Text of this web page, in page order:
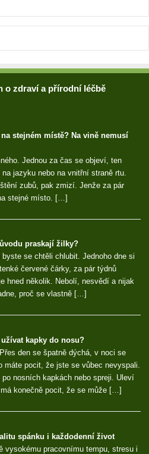
o zdraví a přírodní léčbě
stejném místě? Na vině nemusí
Jednou za čas se objeví, ten
jazyku nebo na vnitřní straně rtu.
zubů, pak zmizí. Jenže za pár
stejné místo. […]
praskají žilky?
se chtěli chlubit. Jednoho dne si
červené čárky, za pár týdnů
hned několik. Nebolí, nesvědí a nijak
proč se vlastně […]
kapky do nosu?
den se špatně dýchá, v noci se
máte pocit, že jste se vůbec nevyspali.
nosních kapkách nebo spreji. Uleví
konečně pocit, že se může […]
spánku i každodenní život
vysokému pracovnímu tempu, stresu i